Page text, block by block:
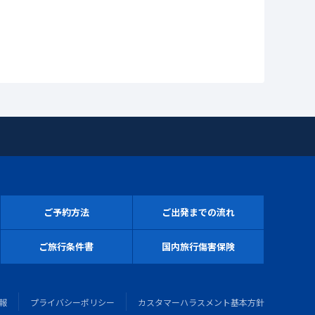
ご予約方法 ご出発までの流れ
ご旅行条件書 国内旅行傷害保険
プライバシーポリシー カスタマーハラスメント基本方針